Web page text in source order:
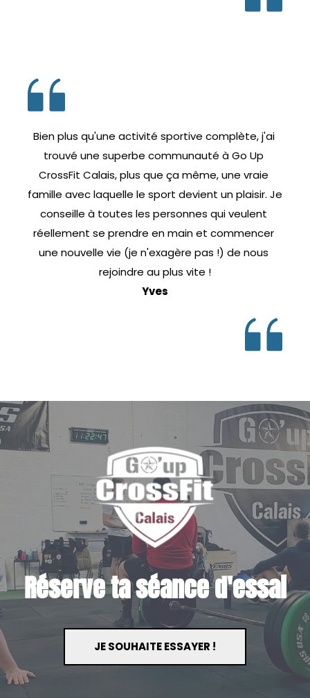
Bien plus qu'une activité sportive complète, j'ai
trouvé une superbe communauté à Go Up
CrossFit Calais, plus que ça même, une vraie
famille avec laquelle le sport devient un plaisir. Je
conseille à toutes les personnes qui veulent
réellement se prendre en main et commencer
une nouvelle vie (je n'exagère pas !) de nous
rejoindre au plus vite !
Yves
Réserve ta séance d'essai
JE SOUHAITE ESSAYER !